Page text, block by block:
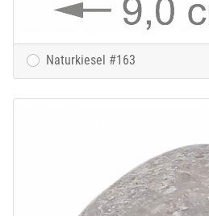
Naturkiesel #163